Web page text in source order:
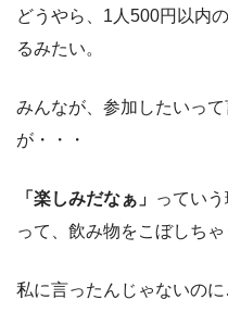
どうやら、1人500円以内
るみたい。
みんなが、参加したいっ
が・・・
「楽しみだなぁ」 ってい
って、飲み物をこぼしちゃ
私に言ったんじゃないの